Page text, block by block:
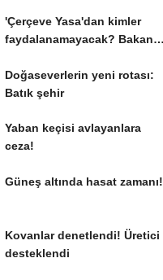
'Çerçeve Yasa'dan kimler
faydalanamayacak? Bakan
Doğaseverlerin yeni rotası:
Batık şehir
Yaban keçisi avlayanlara
ceza!
Güneş altında hasat zamanı!
Kovanlar denetlendi! Üretici
desteklendi